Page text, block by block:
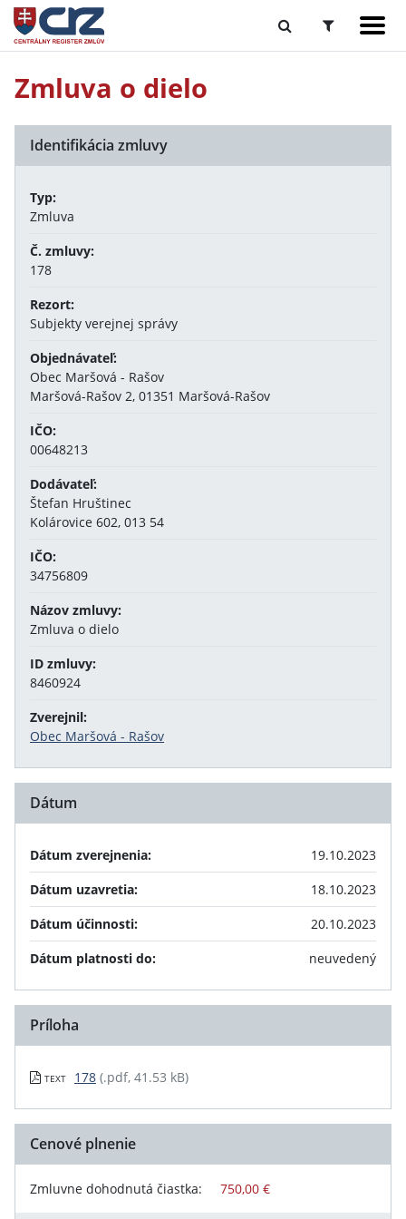
Zmluva o dielo
Identifikácia zmluvy
Typ:
Zmluva
Č. zmluvy:
178
Rezort:
Subjekty verejnej správy
Objednávateľ:
Obec Maršová - Rašov
Maršová-Rašov 2, 01351 Maršová-Rašov
IČO:
00648213
Dodávateľ:
Štefan Hruštinec
Kolárovice 602, 013 54
IČO:
34756809
Názov zmluvy:
Zmluva o dielo
ID zmluvy:
8460924
Zverejnil:
Obec Maršová - Rašov
Dátum
Dátum zverejnenia:
19.10.2023
Dátum uzavretia:
18.10.2023
Dátum účinnosti:
20.10.2023
Dátum platnosti do:
neuvedený
Príloha
TEXT 178 (.pdf, 41.53 kB)
Cenové plnenie
Zmluvne dohodnutá čiastka: 750,00 €